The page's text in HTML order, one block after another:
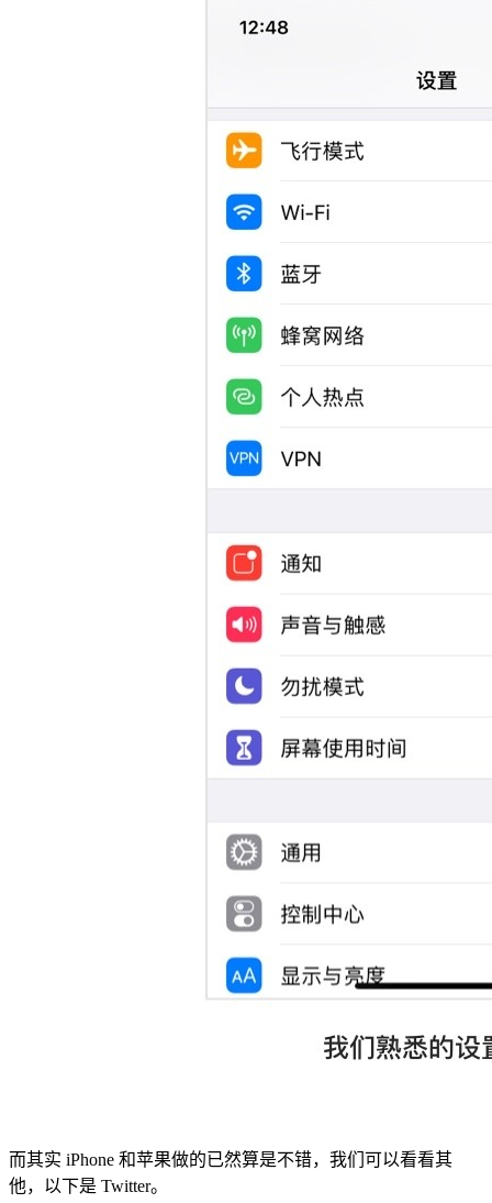
而其实 iPhone 和苹果做的已然算是不错，我们可以看看其
他，以下是 Twitter。